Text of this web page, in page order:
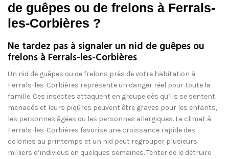
de guêpes ou de frelons à Ferrals-
les-Corbières ?
Ne tardez pas à signaler un nid de guêpes ou
frelons à Ferrals-les-Corbières
Un nid de guêpes ou de frelons près de votre habitation à
Ferrals-les-Corbières représente un danger réel pour toute la
famille. Ces insectes attaquent en groupe dès qu’ils se sentent
menacés et leurs piqûres peuvent être graves pour les enfants,
les personnes âgées ou les personnes allergiques. Le climat à
Ferrals-les-Corbières favorise une croissance rapide des
colonies au printemps et un nid peut regrouper plusieurs
milliers d’individus en quelques semaines. Tenter de le détruire